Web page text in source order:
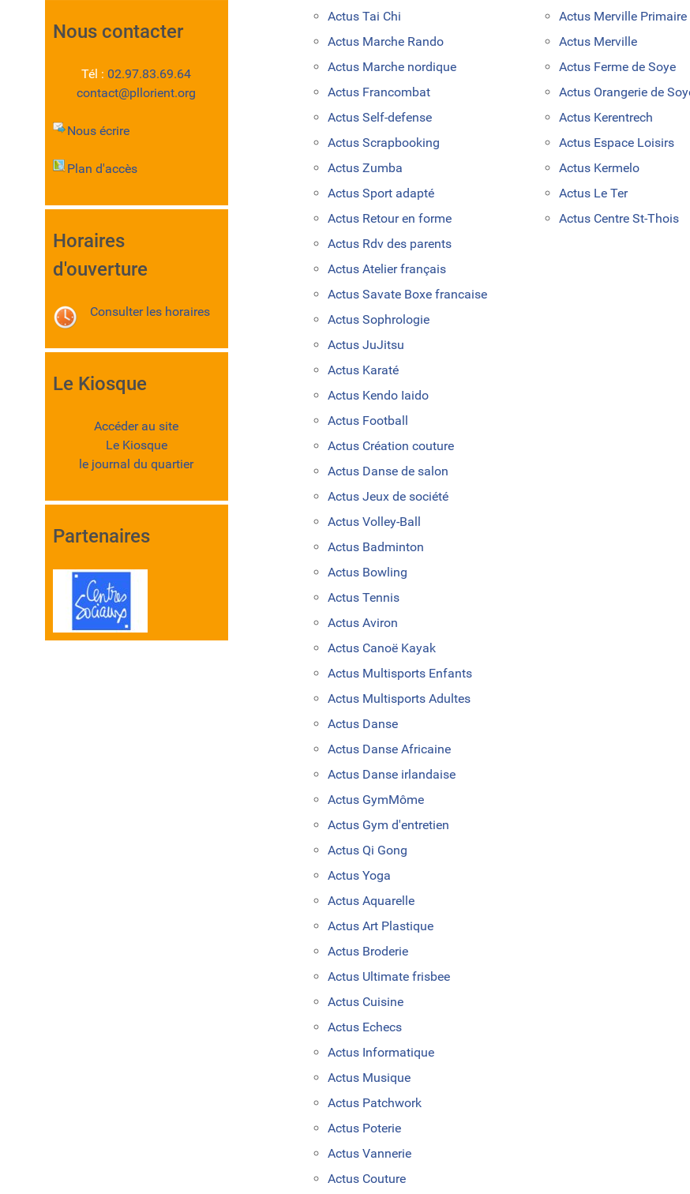
Nous contacter
Tél : 02.97.83.69.64
contact@pllorient.org
Nous écrire
Plan d'accès
Horaires
d'ouverture
Consulter les horaires
Le Kiosque
Accéder au site
Le Kiosque
le journal du quartier
Partenaires
Actus Tai Chi
Actus Marche Rando
Actus Marche nordique
Actus Francombat
Actus Self-defense
Actus Scrapbooking
Actus Zumba
Actus Sport adapté
Actus Retour en forme
Actus Rdv des parents
Actus Atelier français
Actus Savate Boxe francaise
Actus Sophrologie
Actus JuJitsu
Actus Karaté
Actus Kendo Iaido
Actus Football
Actus Création couture
Actus Danse de salon
Actus Jeux de société
Actus Volley-Ball
Actus Badminton
Actus Bowling
Actus Tennis
Actus Aviron
Actus Canoë Kayak
Actus Multisports Enfants
Actus Multisports Adultes
Actus Danse
Actus Danse Africaine
Actus Danse irlandaise
Actus GymMôme
Actus Gym d'entretien
Actus Qi Gong
Actus Yoga
Actus Aquarelle
Actus Art Plastique
Actus Broderie
Actus Ultimate frisbee
Actus Cuisine
Actus Echecs
Actus Informatique
Actus Musique
Actus Patchwork
Actus Poterie
Actus Vannerie
Actus Couture
Actus Merville Primaire
Actus Merville
Actus Ferme de Soye
Actus Orangerie de
Actus Kerentrech
Actus Espace Loisirs
Actus Kermelo
Actus Le Ter
Actus Centre St-Thois